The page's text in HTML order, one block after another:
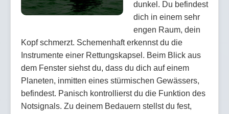
dunkel. Du befindest
dich in einem sehr
engen Raum, dein
Kopf schmerzt. Schemenhaft erkennst du die
Instrumente einer Rettungskapsel. Beim Blick aus
dem Fenster siehst du, dass du dich auf einem
Planeten, inmitten eines stürmischen Gewässers,
befindest. Panisch kontrollierst du die Funktion des
Notsignals. Zu deinem Bedauern stellst du fest,